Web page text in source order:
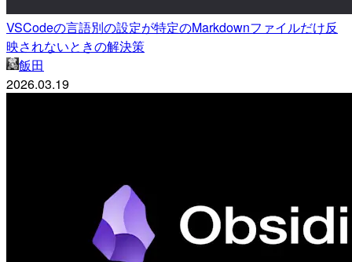
VSCodeの言語別の設定が特定のMarkdownファイルだけ反
映されないときの解決策
飯田
2026.03.19